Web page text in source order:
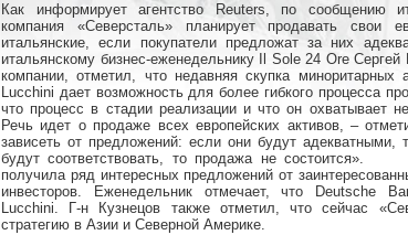
Как информирует агентство Reuters, по сообщению
компания «Северсталь» планирует продавать свои
итальянские, если покупатели предложат за них
итальянскому бизнес-еженедельнику Il Sole 24 Ore Сергей
компании, отметил, что недавняя скупка миноритарных
Lucchini дает возможность для более гибкого
что процесс в стадии реализации и что он охватывает
Речь идет о продаже всех европейских активов, –
зависеть от предложений: если они будут
будут соответствовать, то продажа не
получила ряд интересных предложений от
инвесторов. Еженедельник отмечает, что Deutsche
Lucchini. Г-н Кузнецов также отметил, что сейчас
стратегию в Азии и Северной Америке.